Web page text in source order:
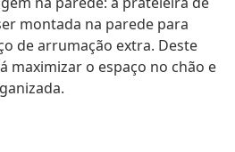
montada na parede para
de arrumação extra. Deste
maximizar o espaço no chão e